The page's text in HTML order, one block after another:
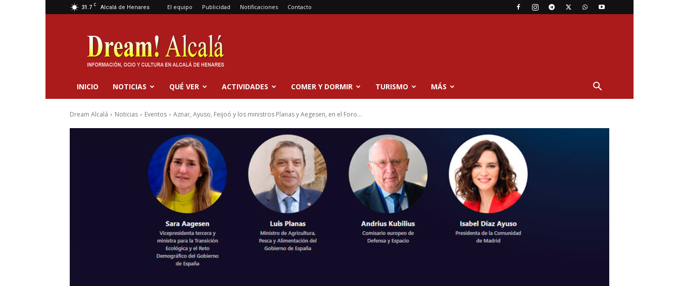
31.7 C Alcalá de Henares El equipo Publicidad Notificaciones Contacto
Dream
Alcalá
INICIO NOTICIAS QUÉ VER ACTIVIDADES COMER Y DORMIR TURISMO MÁS
Dream Alcalá Noticias Eventos Aznar, Ayuso, Feijoó y los ministros Planas y Aegesen, en el Foro...